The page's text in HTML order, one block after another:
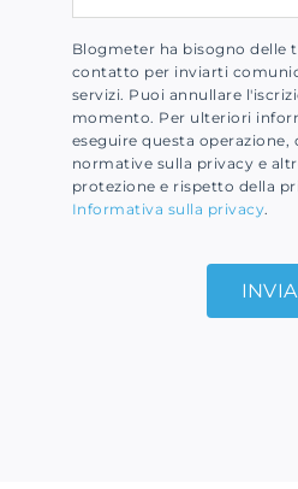
Blogmeter ha bisogno delle
contatto per inviarti
servizi. Puoi annullare
momento. Per ulteriori
eseguire questa operazione,
normative sulla privacy e
protezione e rispetto della
Informativa sulla privacy.
INVIA